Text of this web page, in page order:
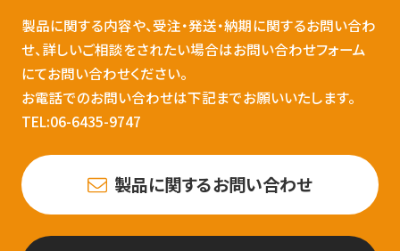
製品に関する内容や、受注・発送・納期に関するお問い合わ
せ、詳しいご相談をされたい場合はお問い合わせフォーム
にてお問い合わせください。
お電話でのお問い合わせは下記までお願いいたします。
TEL:06-6435-9747
製品に関するお問い合わせ